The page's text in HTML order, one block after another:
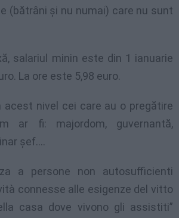
(bătrâni şi nu numai) care nu sunt
salariul minin este din 1 ianuarie
La ore este 5,98 euro.
nivel cei care au o pregătire
ar fi: majordom, guvernantă,
şef….
a persone non autosufficienti
connesse alle esigenze del vitto
casa dove vivono gli assistiti”